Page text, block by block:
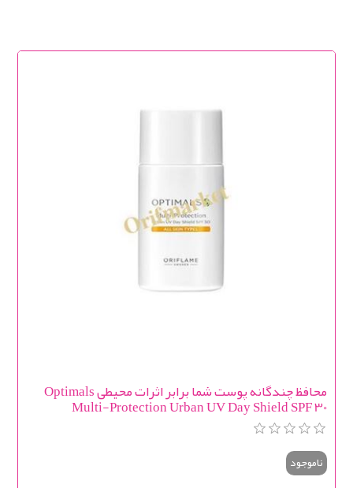
محافظ چندگانه پوست شما برابر اثرات محیطی Optimals
Multi-Protection Urban UV Day Shield SPF 30
ناموجود